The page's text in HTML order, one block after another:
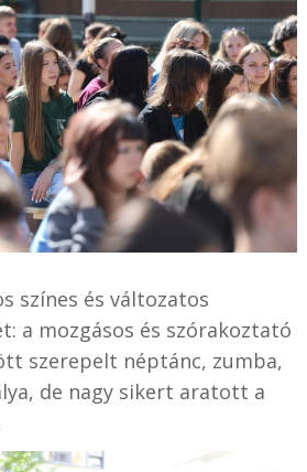
színes és változatos
a mozgásos és szórakoztató
szerepelt néptánc, zumba,
de nagy sikert aratott a